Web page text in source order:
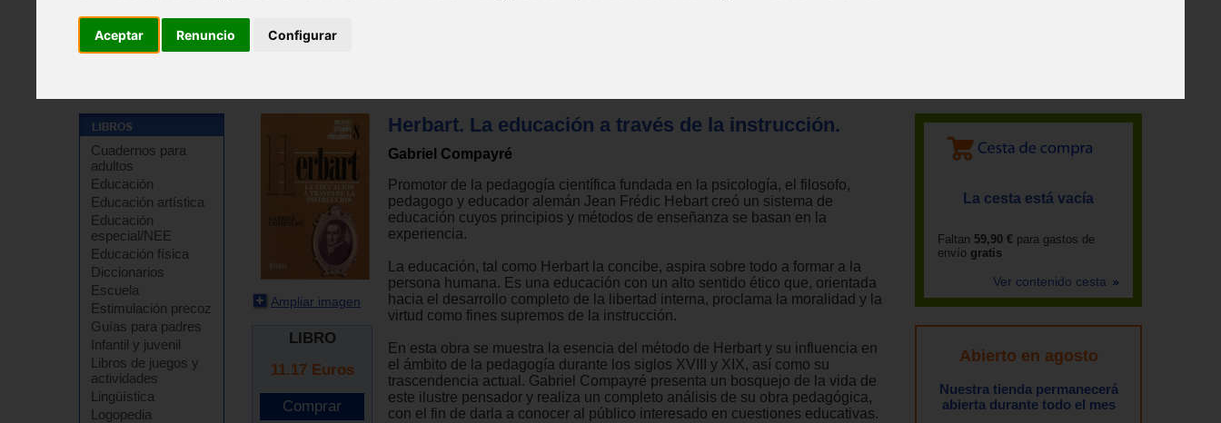
Aceptar Renuncio Configurar
Cuadernos para
adultos
Educación
Educación artística
Educación
especial/NEE
Educación física
Diccionarios
Escuela
Estimulación precoz
Guías para padres
Infantil y juvenil
Libros de juegos y
actividades
Lingüística
Logopedia
Ampliar imagen
LIBRO
11.17 Euros
Herbart. La educación a través de la instrucción.
Gabriel Compayré
Promotor de la pedagogía científica fundada en la psicología, el filosofo,
pedagogo y educador alemán Jean Frédic Hebart creó un sistema de
educación cuyos principios y métodos de enseñanza se basan en la
experiencia.
La educación, tal como Herbart la concibe, aspira sobre todo a formar a la
persona humana. Es una educación con un alto sentido ético que, orientada
hacia el desarrollo completo de la libertad interna, proclama la moralidad y la
virtud como fines supremos de la instrucción.
En esta obra se muestra la esencia del método de Herbart y su influencia en
el ámbito de la pedagogía durante los siglos XVIII y XIX, así como su
trascendencia actual. Gabriel Compayré presenta un bosquejo de la vida de
este ilustre pensador y realiza un completo análisis de su obra pedagógica,
con el fin de darla a conocer al público interesado en cuestiones educativas.
La cesta está vacía
Faltan 59,90 € para gastos de
envío gratis
Ver contenido cesta
Abierto en agosto
Nuestra tienda permanecerá
abierta durante todo el mes